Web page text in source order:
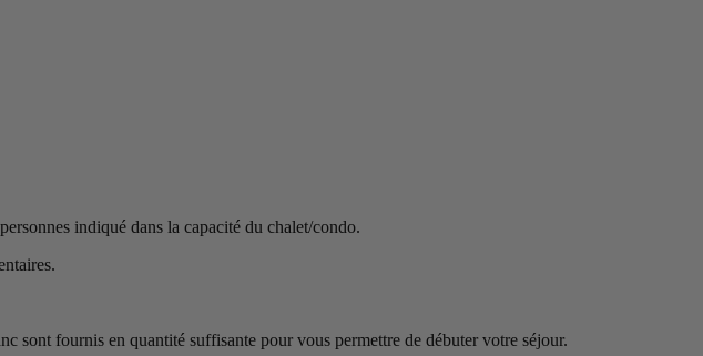
indiqué dans la capacité du chalet/condo.
sont fournis en quantité suffisante pour vous permettre de débuter votre séjour.